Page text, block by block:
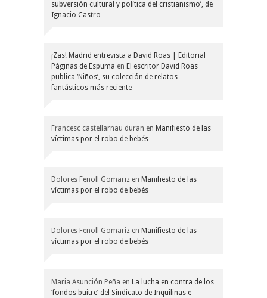
subversión cultural y política del cristianismo’, de
Ignacio Castro
¡Zas! Madrid entrevista a David Roas | Editorial
Páginas de Espuma en El escritor David Roas
publica ‘Niños’, su colección de relatos
fantásticos más reciente
Francesc castellarnau duran en Manifiesto de las
víctimas por el robo de bebés
Dolores Fenoll Gomariz en Manifiesto de las
víctimas por el robo de bebés
Dolores Fenoll Gomariz en Manifiesto de las
víctimas por el robo de bebés
Maria Asunción Peña en La lucha en contra de los
‘fondos buitre’ del Sindicato de Inquilinas e